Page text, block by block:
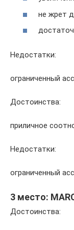
не жрет
Недостатки:
ограниченный
Достоинства:
приличное
Недостатки:
ограниченный
3 место:
Достоинства: